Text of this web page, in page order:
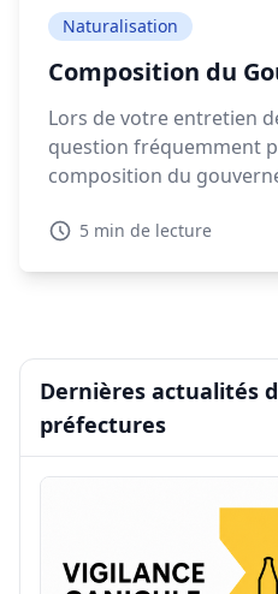
Naturalisation
Composition du
Lors de votre entretien
question fréquemment
composition du
gouvernement actuelle
5 min de lecture
Dernières actualités
préfectures